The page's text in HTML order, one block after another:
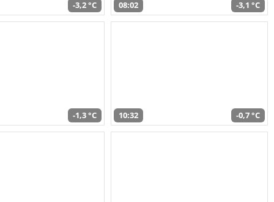
-3,2 °C 08:02 -3,1 °C
-1,3 °C 10:32 -0,7 °C